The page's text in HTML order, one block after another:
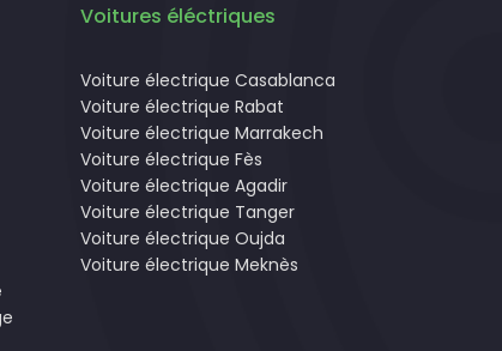
Voitures éléctriques
Voiture électrique Casablanca
Voiture électrique Rabat
Voiture électrique Marrakech
Voiture électrique Fès
Voiture électrique Agadir
Voiture électrique Tanger
Voiture électrique Oujda
Voiture électrique Meknès